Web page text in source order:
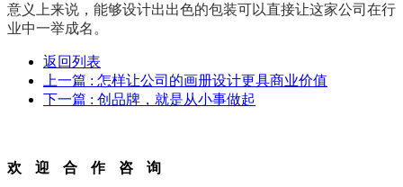
意义上来说，能够设计出出色的包装可以直接让这家公司在行
业中一举成名。
返回列表
上一篇 : 怎样让公司的画册设计更具商业价值
下一篇 : 创品牌，就是从小事做起
欢迎合作咨询